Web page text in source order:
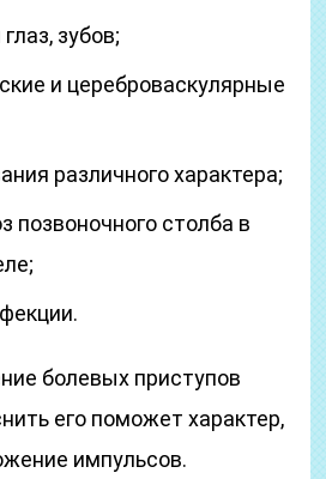
зубов;
и цереброваскулярные
различного характера;
позвоночного столба в
болевых приступов
его поможет характер,
импульсов.